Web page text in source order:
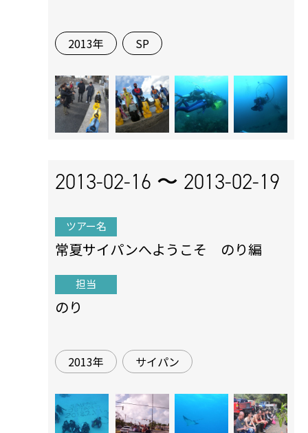
2013年 SP
2013-02-16 〜 2013-02-19
ツアー名
常夏サイパンへようこそ のり編
担当
のり
2013年 サイパン